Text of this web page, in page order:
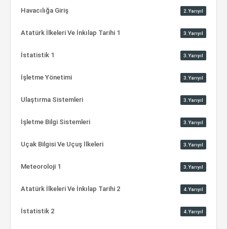
Havacılığa Giriş 2.Yarıyıl
Atatürk İlkeleri Ve İnkılap Tarihi 1 3.Yarıyıl
İstatistik 1 3.Yarıyıl
İşletme Yönetimi 3.Yarıyıl
Ulaştırma Sistemleri 3.Yarıyıl
İşletme Bilgi Sistemleri 3.Yarıyıl
Uçak Bilgisi Ve Uçuş İlkeleri 3.Yarıyıl
Meteoroloji 1 3.Yarıyıl
Atatürk İlkeleri Ve İnkılap Tarihi 2 4.Yarıyıl
İstatistik 2 4.Yarıyıl